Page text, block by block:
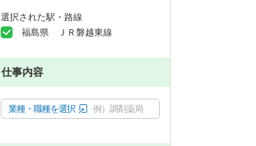
選択された駅・路線
福島県 ＪＲ磐越東線
仕事内容
業種・職種を選択 例）調剤薬局